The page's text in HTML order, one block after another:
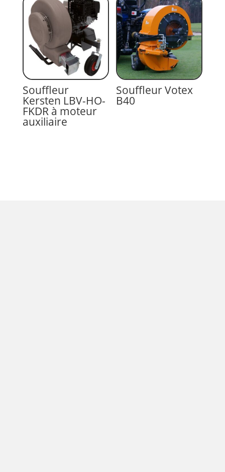
Souffleur
Kersten LBV-HO-
FKDR à moteur
auxiliaire
Souffleur Votex
B40